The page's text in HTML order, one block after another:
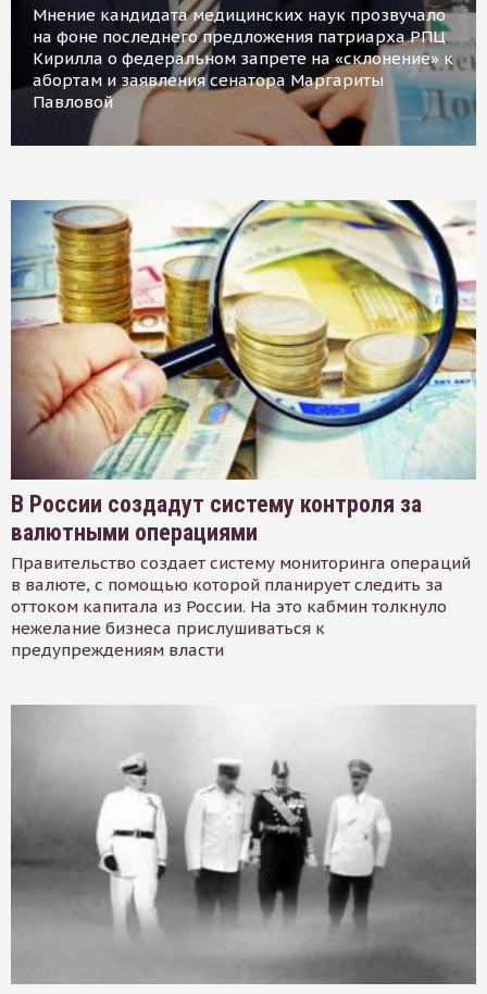
Мнение кандидата медицинских наук прозвучало
на фоне последнего предложения патриарха РПЦ
Кирилла о федеральном запрете на «склонение» к
абортам и заявления сенатора Маргариты
Павловой
В России создадут систему контроля за
валютными операциями
Правительство создает систему мониторинга операций
в валюте, с помощью которой планирует следить за
оттоком капитала из России. На это кабмин толкнуло
нежелание бизнеса прислушиваться к
предупреждениям власти